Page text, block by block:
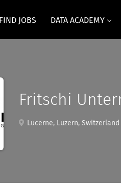
FIND JOBS DATA ACADEMY
Fritschi
Lucerne, Luzern, Switzerland